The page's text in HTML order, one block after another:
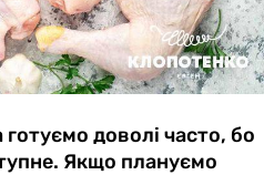
доволі часто, бо
Якщо плануємо